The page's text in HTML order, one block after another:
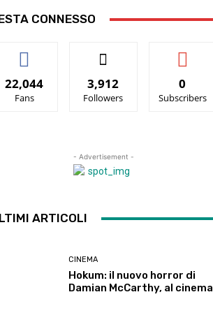
CONNESSO
22,044
Fans
3,912
Followers
0
Subscribers
- Advertisement -
ARTICOLI
CINEMA
Hokum: il nuovo horror di
Damian McCarthy, al cinema